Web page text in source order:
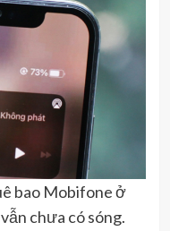
bao Mobifone ở
chưa có sóng.